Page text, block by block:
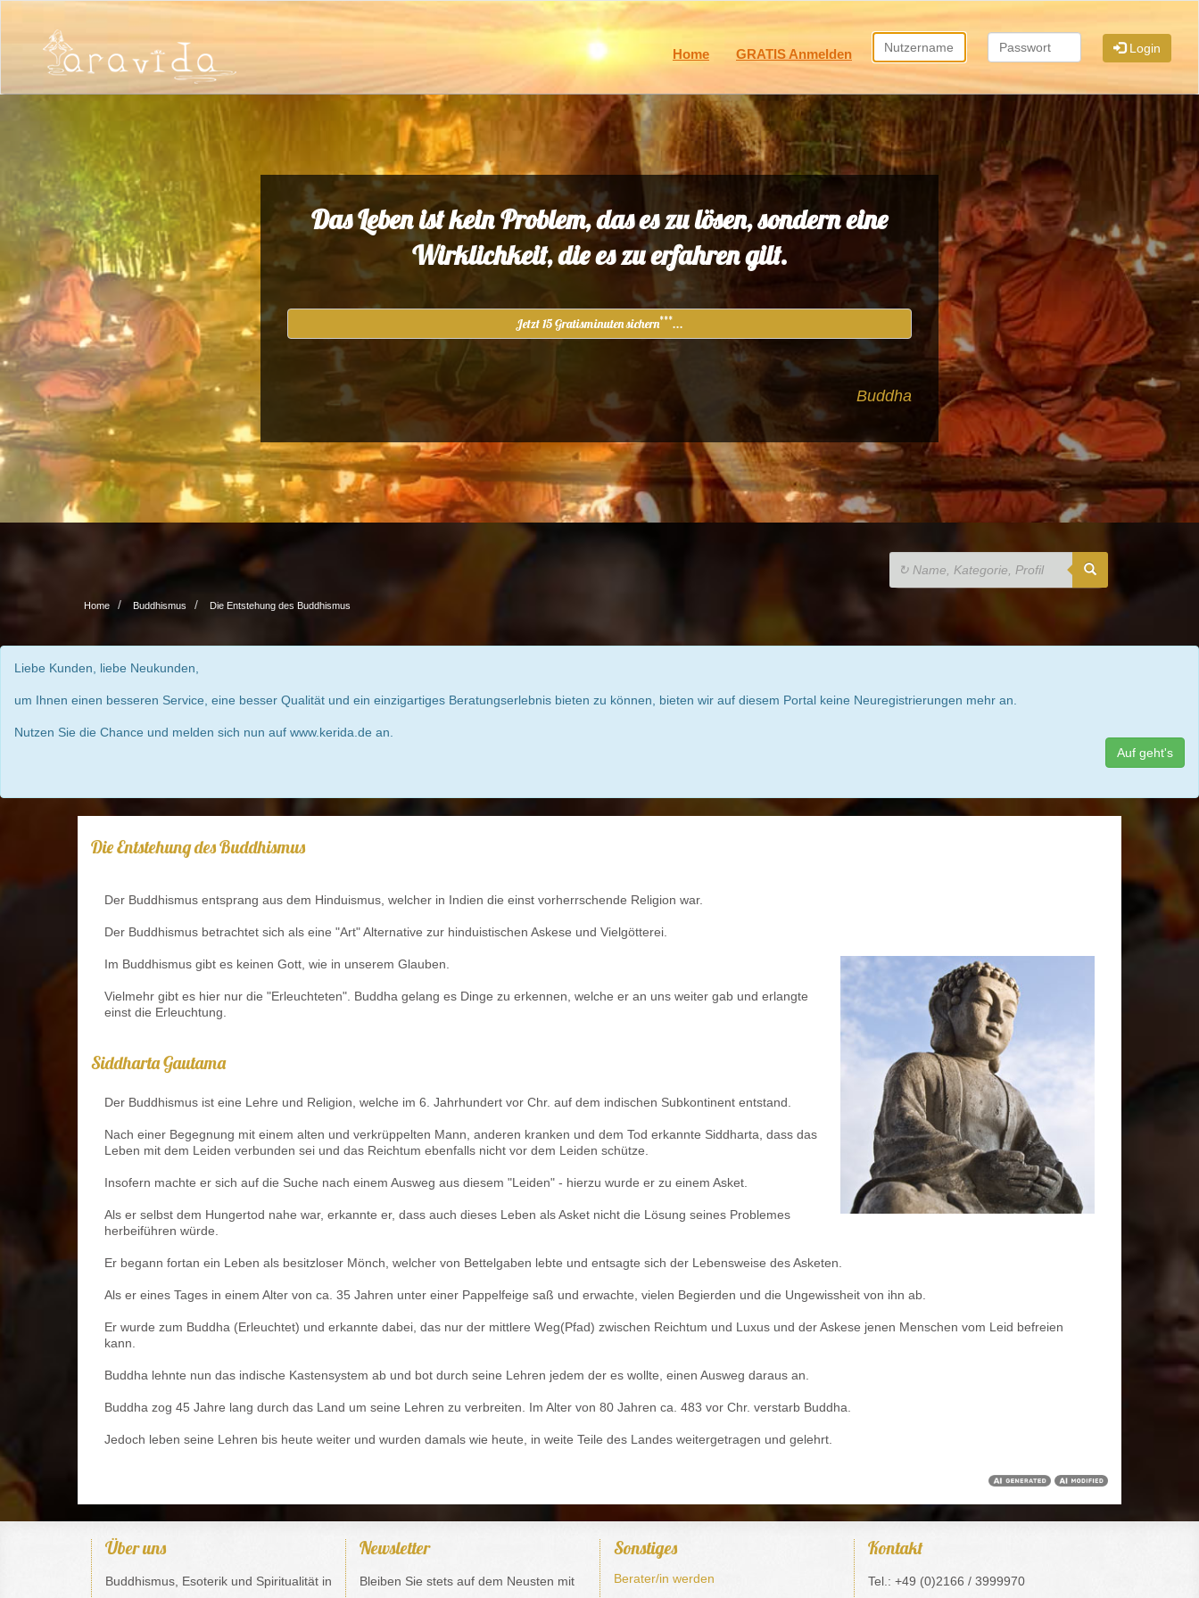
Home GRATIS Anmelden Login
Das Leben ist kein Problem, das es zu lösen, sondern eine
Wirklichkeit, die es zu erfahren gilt.
Jetzt 15 Gratisminuten sichern***...
Buddha
Home Buddhismus Die Entstehung des Buddhismus
Liebe Kunden, liebe Neukunden,
um Ihnen einen besseren Service, eine besser Qualität und ein einzigartiges Beratungserlebnis bieten zu können, bieten wir auf diesem Portal keine Neuregistrierungen mehr an.
Nutzen Sie die Chance und melden sich nun auf www.kerida.de an.
Auf geht's
Die Entstehung des Buddhismus
Der Buddhismus entsprang aus dem Hinduismus, welcher in Indien die einst vorherrschende Religion war.
Der Buddhismus betrachtet sich als eine "Art" Alternative zur hinduistischen Askese und Vielgötterei.
Im Buddhismus gibt es keinen Gott, wie in unserem Glauben.
Vielmehr gibt es hier nur die "Erleuchteten". Buddha gelang es Dinge zu erkennen, welche er an uns weiter gab und erlangte
einst die Erleuchtung.
Siddharta Gautama
Der Buddhismus ist eine Lehre und Religion, welche im 6. Jahrhundert vor Chr. auf dem indischen Subkontinent entstand.
Nach einer Begegnung mit einem alten und verkrüppelten Mann, anderen kranken und dem Tod erkannte Siddharta, dass das
Leben mit dem Leiden verbunden sei und das Reichtum ebenfalls nicht vor dem Leiden schütze.
Insofern machte er sich auf die Suche nach einem Ausweg aus diesem "Leiden" - hierzu wurde er zu einem Asket.
Als er selbst dem Hungertod nahe war, erkannte er, dass auch dieses Leben als Asket nicht die Lösung seines Problemes
herbeiführen würde.
Er begann fortan ein Leben als besitzloser Mönch, welcher von Bettelgaben lebte und entsagte sich der Lebensweise des Asketen.
Als er eines Tages in einem Alter von ca. 35 Jahren unter einer Pappelfeige saß und erwachte, vielen Begierden und die Ungewissheit von ihn ab.
Er wurde zum Buddha (Erleuchtet) und erkannte dabei, das nur der mittlere Weg(Pfad) zwischen Reichtum und Luxus und der Askese jenen Menschen vom Leid befreien
kann.
Buddha lehnte nun das indische Kastensystem ab und bot durch seine Lehren jedem der es wollte, einen Ausweg daraus an.
Buddha zog 45 Jahre lang durch das Land um seine Lehren zu verbreiten. Im Alter von 80 Jahren ca. 483 vor Chr. verstarb Buddha.
Jedoch leben seine Lehren bis heute weiter und wurden damals wie heute, in weite Teile des Landes weitergetragen und gelehrt.
Über uns
Buddhismus, Esoterik und Spiritualität in
Newsletter
Bleiben Sie stets auf dem Neusten mit
Sonstiges
Berater/in werden
Kontakt
Tel.: +49 (0)2166 / 3999970